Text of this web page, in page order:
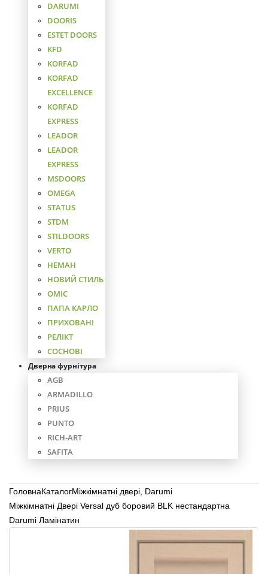
DARUMI
DOORIS
ESTET DOORS
KFD
KORFAD
KORFAD
EXCELLENCE
KORFAD
EXPRESS
LEADOR
LEADOR
EXPRESS
MSDOORS
OMEGA
STATUS
STDM
STILDOORS
VERTO
НЕМАН
НОВИЙ СТИЛЬ
ОМІС
ПАПА КАРЛО
ПРИХОВАНІ
РЕЛІКТ
СОСНОВІ
Дверна фурнітура
AGB
ARMADILLO
PRIUS
PUNTO
RICH-ART
SAFITA
ГоловнаКаталогМіжкімнатні двері Darumi
Міжкімнатні Двері Versal дуб боровий BLK нестандартна
Darumi Ламінатин